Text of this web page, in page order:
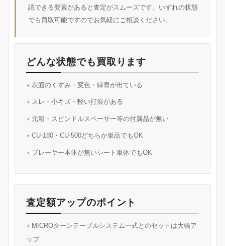
認できる要素があると査定がスムーズです。いずれの状態
でも買取可能ですのでお気軽にご相談ください。
どんな状態でも買取ります
表面のくすみ・変色・緑青が出ている
スレ・小キズ・軽い打痕がある
元箱・スピンドルスペーサー等の付属品が無い
CU-180・CU-500どちらか単品でもOK
プレーヤー本体が無いシート単体でもOK
査定額アップのポイント
MICROターンテーブルシステム一式とのセットは大幅ア
ップ